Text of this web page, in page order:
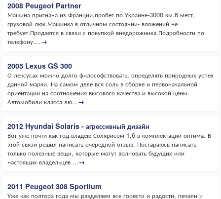
2008 Peugeot Partner
Машина пригнана из Франции,пробег по Украине-3000 км.6 мест,
грузовой люк.Машинка в отличном состоянии- вложений не
требует.Продается в связи с покупкой внедорожника.Подробности по
телефону....→
2005 Lexus GS 300
О лексусах можно долго философствовать, определять природных успех
данной марки. На самом деле вся соль в сборке и первоначальной
ориентации на соотношения высокого качества и высокой цены.
Автомобили класса лю...→
2012 Hyundai Solaris - агрессивный дизайн
Вот уже почти как год владею Солярисом 1,6 в комплектации оптима. В
этой связи решил написать очередной отзыв. Постараюсь написать
только полезные вещи, которые могут волновать будущих или
настоящих владельцев ...→
2011 Peugeot 308 Sportium
Уже как полтора года мы разделяем все горести и радости, печали и